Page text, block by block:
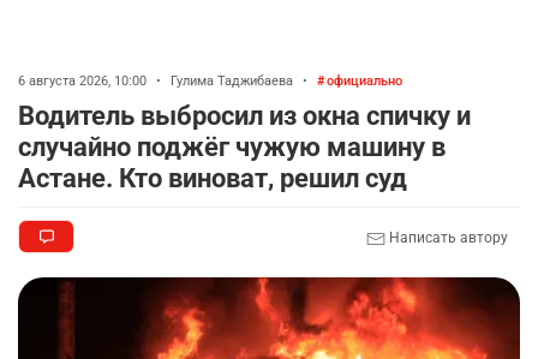
6 августа 2026, 10:00 • Гулима Таджибаева • официально
Водитель выбросил из окна спичку и
случайно поджёг чужую машину в
Астане. Кто виноват, решил суд
Написать автору